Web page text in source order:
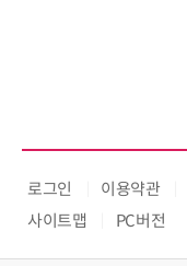
로그인 이용약관
사이트맵
PC버전